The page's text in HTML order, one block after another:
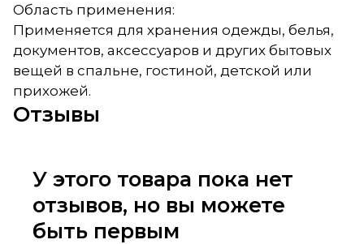
Область применения:
Применяется для хранения одежды, белья,
документов, аксессуаров и других бытовых
вещей в спальне, гостиной, детской или
прихожей.
Отзывы
У этого товара пока нет
отзывов, но вы можете
быть первым